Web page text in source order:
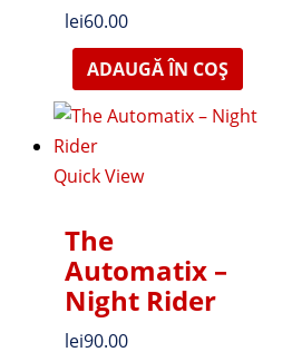
lei60.00
ADAUGĂ ÎN COȘ
Quick View
The
Automatix –
Night Rider
lei90.00